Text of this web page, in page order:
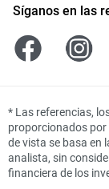
Síganos en las
* Las referencias,
proporcionados por
de vista se basa en
analista, sin
financiera de los